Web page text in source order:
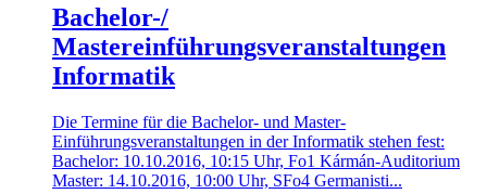
Bachelor-/
Mastereinführungsveranstaltungen
Informatik
Die Termine für die Bachelor- und Master-
Einführungsveranstaltungen in der Informatik stehen fest:
Bachelor: 10.10.2016, 10:15 Uhr, Fo1 Kármán-Auditorium
Master: 14.10.2016, 10:00 Uhr, SFo4 Germanisti...